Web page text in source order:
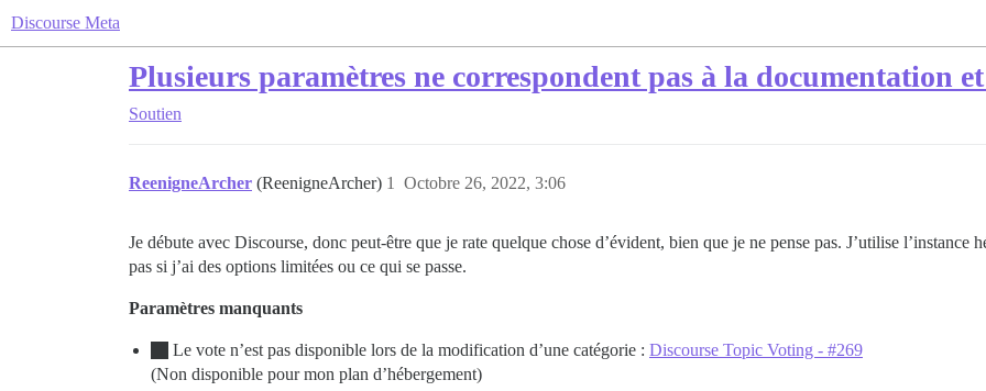
Discourse Meta
Plusieurs paramètres ne correspondent pas à la documentation
Soutien
ReenigneArcher (ReenigneArcher) Octobre 26, 2022, 3:06
1
Je débute avec Discourse, donc peut-être que je rate quelque chose d’évident, bien que je ne pense pas. J’utilise l’instance
pas si j’ai des options limitées ou ce qui se passe.
Paramètres manquants
Le vote n’est pas disponible lors de la modification d’une catégorie : Discourse Topic Voting - #269
(Non disponible pour mon plan d’hébergement)